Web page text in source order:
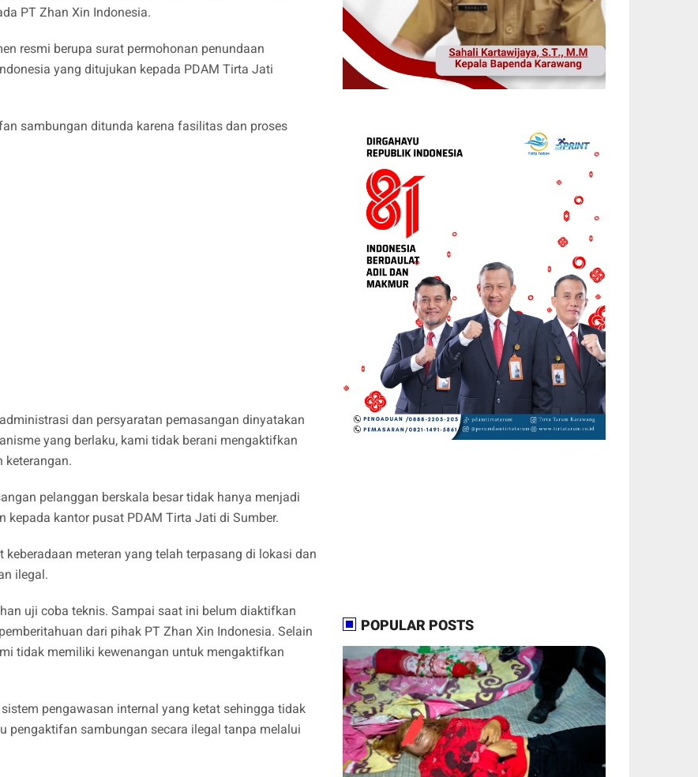
PT Zhan Xin Indonesia.
resmi berupa surat permohonan penundaan
yang ditujukan kepada PDAM Tirta Jati
sambungan ditunda karena fasilitas dan proses
dan persyaratan pemasangan dinyatakan
yang berlaku, kami tidak berani mengaktifkan
keterangan.
pelanggan berskala besar tidak hanya menjadi
kepada kantor pusat PDAM Tirta Jati di Sumber.
meteran yang telah terpasang di lokasi dan
ilegal.
uji coba teknis. Sampai saat ini belum diaktifkan
dari pihak PT Zhan Xin Indonesia. Selain
tidak memiliki kewenangan untuk mengaktifkan
pengawasan internal yang ketat sehingga tidak
pengaktifan sambungan secara ilegal tanpa melalui
POPULAR POSTS